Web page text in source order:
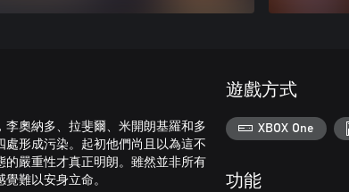
奧納多、拉斐爾、米開朗基羅和多
形成污染。起初他們尚且以為這不
嚴重性才真正明朗。雖然並非所有
難以安身立命。
遊戲方式
XBOX One
功能